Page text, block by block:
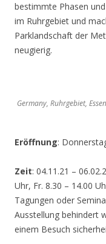
bestimmte Phasen
im Ruhrgebiet und
Parklandschaft der
neugierig.
Germany, Ruhrgebiet,
Eröffnung:
Zeit: 04.11.21 –
Uhr, Fr. 8.30 – 14.00
Tagungen oder
Ausstellung behindert
einem Besuch